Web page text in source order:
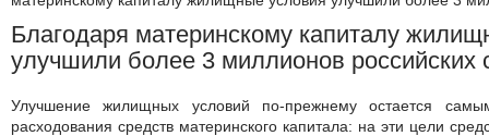
Благодаря материнскому капиталу
улучшили более 3 миллионов российских
Улучшение жилищных условий по-прежнему остается
расходования средств материнского капитала: на эти цели